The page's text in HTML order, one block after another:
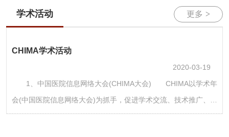
敏超解放军总医院副主任委员刘海一北京清华长庚医院副主任委
员薛万国解放军总医院副主任委员琚文胜北京市卫生健康大数据
学术活动 更多 >
CHIMA学术活动
2020-03-19
1、中国医院信息网络大会(CHIMA大会) CHIMA以学术年
会(中国医院信息网络大会)为抓手，促进学术交流、技术推广、经
验分享、供需对接。CHIMA大会始于1995年，经过多年耕耘，使